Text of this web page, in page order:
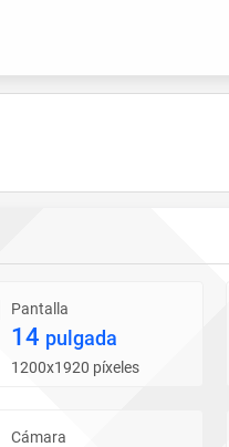
Pantalla
14 pulgada
1200x1920 píxeles
Cámara